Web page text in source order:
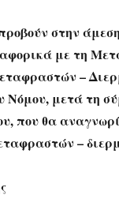
στην
με τη
–
Νόμου, μετά τη
που θα
–